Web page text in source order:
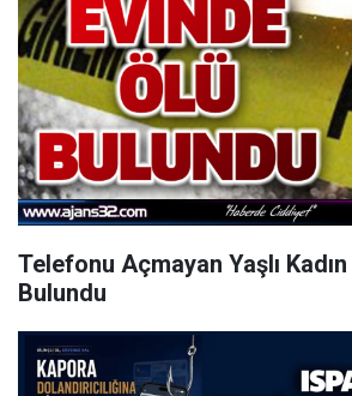
Telefonu Açmayan Yaşlı
Bulundu